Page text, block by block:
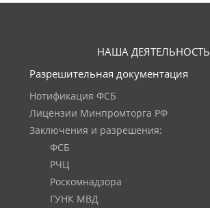
НАША ДЕЯТЕЛЬНОСТЬ
Разрешительная документация
Нотификация ФСБ
Лицензии Минпромторга РФ
Заключения и разрешения:
ФСБ
РЧЦ
Роскомнадзора
ГУНК МВД